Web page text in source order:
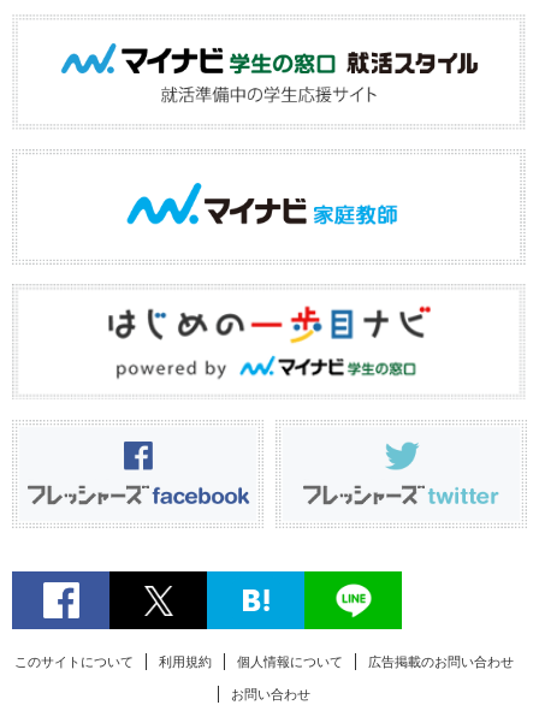
このサイトについて 利用規約 個人情報について 広告掲載のお問い合わせ
お問い合わせ